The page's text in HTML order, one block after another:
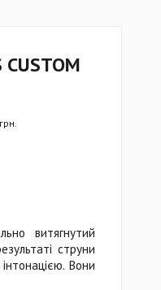
CUSTOM
витягнутий
струни
Вони